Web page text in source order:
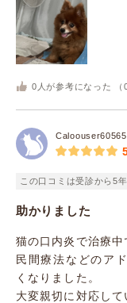
0 人が参考になった （
Caloouser60565
この口コミは受診から5
助かりました
猫の口内炎で治療中
民間療法などのア
くなりました。
大変親切に対応して